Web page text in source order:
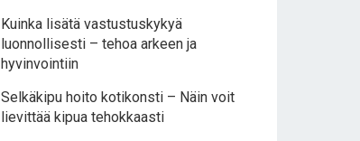
Kuinka lisätä vastustuskykyä
luonnollisesti – tehoa arkeen ja
hyvinvointiin
Selkäkipu hoito kotikonsti – Näin voit
lievittää kipua tehokkaasti